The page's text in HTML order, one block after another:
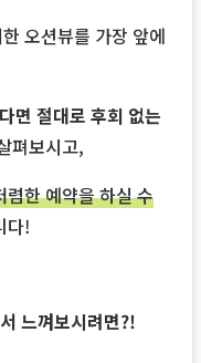
오션뷰를 가장 앞에
면 절대로 후회 없는
펴보시고,
렴한 예약을 하실 수
다!
느껴보시려면?!